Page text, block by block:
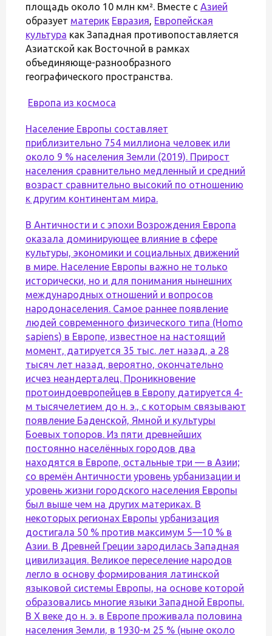
площадь около 10 млн км². Вместе с Азией
образует материк Евразия, Европейская
культура как Западная противопоставляется
Азиатской как Восточной в рамках
объединяюще-разнообразного
географического пространства.
Европа из космоса
Население Европы составляет
приблизительно 754 миллиона человек или
около 9 % населения Земли (2019). Прирост
населения сравнительно медленный и средний
возраст сравнительно высокий по отношению
к другим континентам мира.
В Античности и с эпохи Возрождения Европа
оказала доминирующее влияние в сфере
культуры, экономики и социальных движений
в мире. Население Европы важно не только
исторически, но и для понимания нынешних
международных отношений и вопросов
народонаселения. Самое раннее появление
людей современного физического типа (Homo
sapiens) в Европе, известное на настоящий
момент, датируется 35 тыс. лет назад, а 28
тысяч лет назад, вероятно, окончательно
исчез неандерталец. Проникновение
протоиндоевропейцев в Европу датируется 4-
м тысячелетием до н. э., с которым связывают
появление Баденской, Ямной и культуры
Боевых топоров. Из пяти древнейших
постоянно населённых городов два
находятся в Европе, остальные три — в Азии;
со времён Античности уровень урбанизации и
уровень жизни городского населения Европы
был выше чем на других материках. В
некоторых регионах Европы урбанизация
достигала 50 % против максимум 5—10 % в
Азии. В Древней Греции зародилась Западная
цивилизация. Великое переселение народов
легло в основу формирования латинской
языковой системы Европы, на основе которой
образовались многие языки Западной Европы.
В X веке до н. э. в Европе проживала половина
населения Земли, в 1930-м 25 % (ныне около